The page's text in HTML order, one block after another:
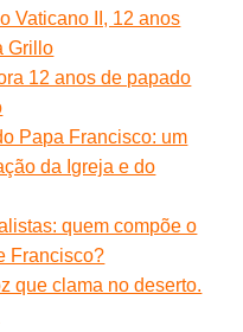
Vaticano II, 12 anos
Grillo
12 anos de papado
Papa Francisco: um
da Igreja e do
quem compõe o
Francisco?
que clama no deserto.